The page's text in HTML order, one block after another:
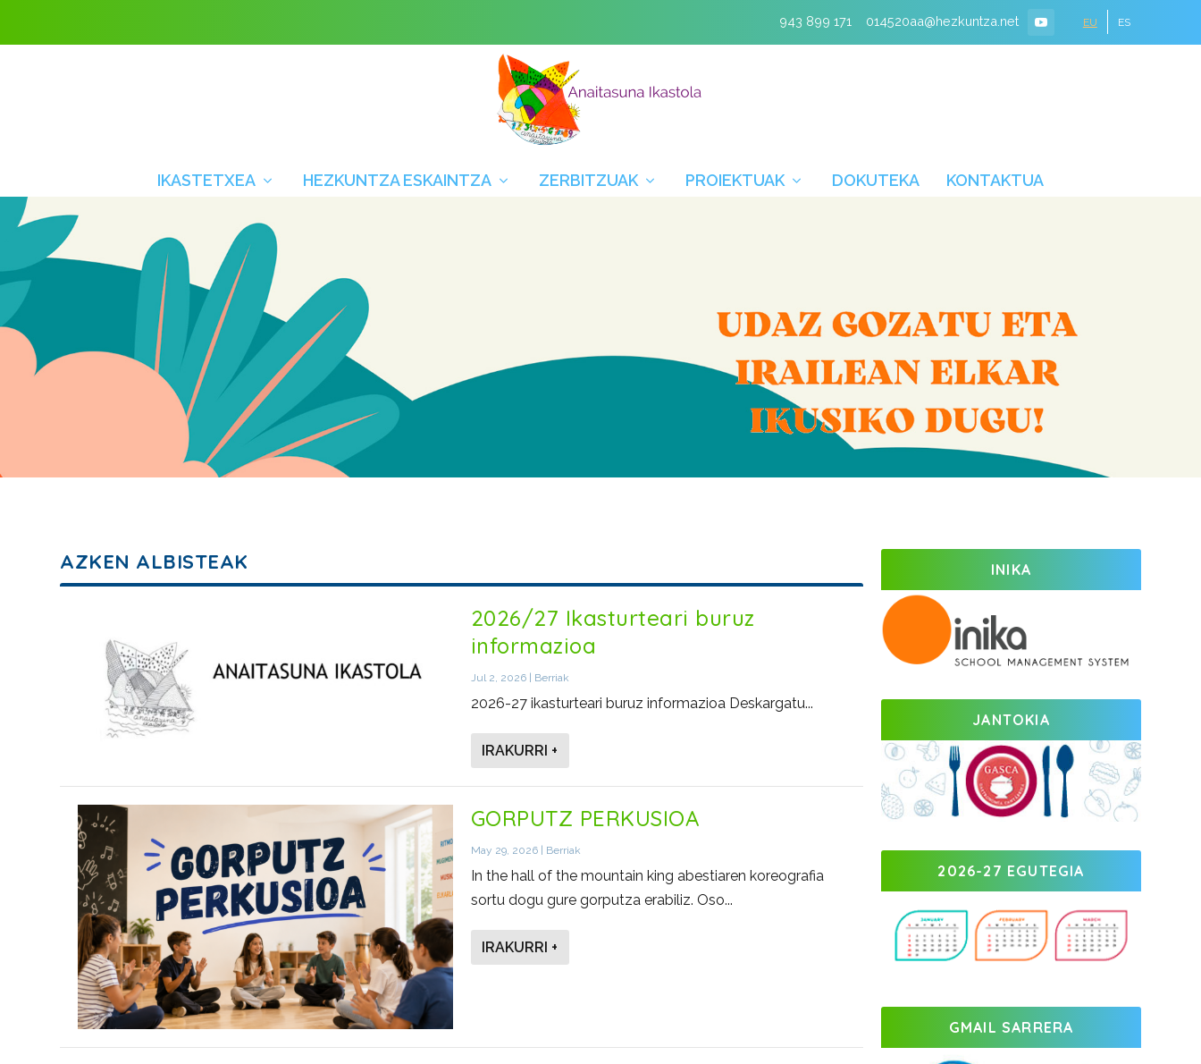
943 899 171 014520aa@hezkuntza.net EU ES
IKASTETXEA HEZKUNTZA ESKAINTZA ZERBITZUAK PROIEKTUAK DOKUTEKA KONTAKTUA
AZKEN ALBISTEAK
2026/27 Ikasturteari buruz
informazioa
Jul 2, 2026| Berriak
2026-27 ikasturteari buruz informazioa Deskargatu...
IRAKURRI +
GORPUTZ PERKUSIOA
May 29, 2026| Berriak
In the hall of the mountain king abestiaren koreografia
sortu dogu gure gorputza erabiliz. Oso...
IRAKURRI +
INIKA
JANTOKIA
2026-27 EGUTEGIA
GMAIL SARRERA